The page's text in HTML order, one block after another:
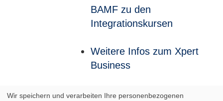
BAMF zu den
Integrationskursen
Weitere Infos zum Xpert
Business
Weitere Infos zum Xpert
Wir speichern und verarbeiten Ihre personenbezogenen